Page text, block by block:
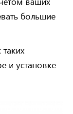
большие
и установке